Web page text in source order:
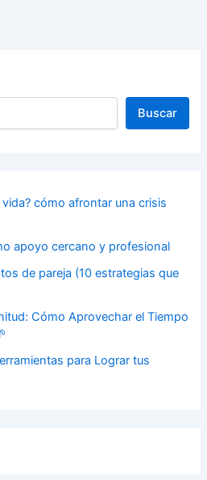
Buscar
cómo afrontar una crisis
apoyo cercano y profesional
de pareja (10 estrategias que
Cómo Aprovechar el Tiempo
para Lograr tus